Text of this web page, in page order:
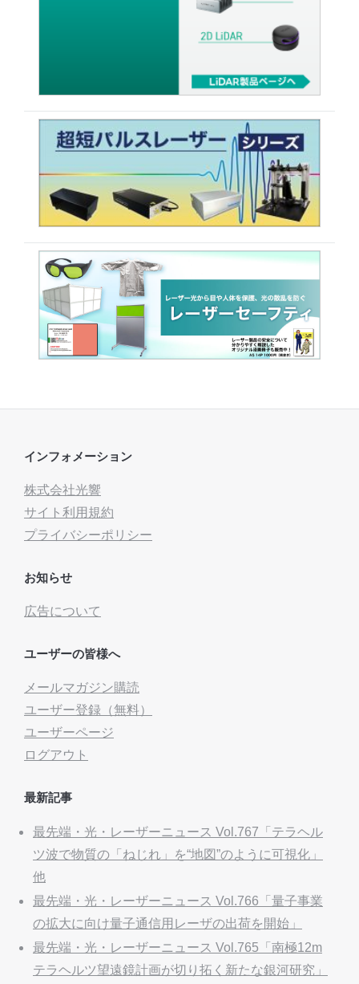
インフォメーション
株式会社光響
サイト利用規約
プライバシーポリシー
お知らせ
広告について
ユーザーの皆様へ
メールマガジン購読
ユーザー登録（無料）
ユーザーページ
ログアウト
最新記事
最先端・光・レーザーニュース Vol.767「テラヘル
ツ波で物質の「ねじれ」を“地図”のように可視化」
他
最先端・光・レーザーニュース Vol.766「量子事業
の拡大に向け量子通信用レーザの出荷を開始」
最先端・光・レーザーニュース Vol.765「南極12m
テラヘルツ望遠鏡計画が切り拓く新たな銀河研究」